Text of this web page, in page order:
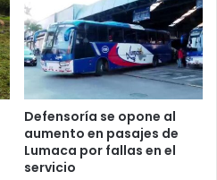
Defensoría se opone al
aumento en pasajes de
Lumaca por fallas en el
servicio